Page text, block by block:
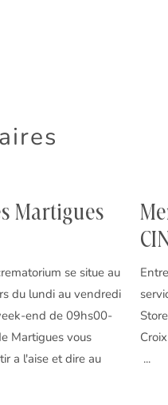
Martigues
se situe au
du lundi au vendredi
end de 09hs00-
Martigues vous
a l'aise et dire au
...